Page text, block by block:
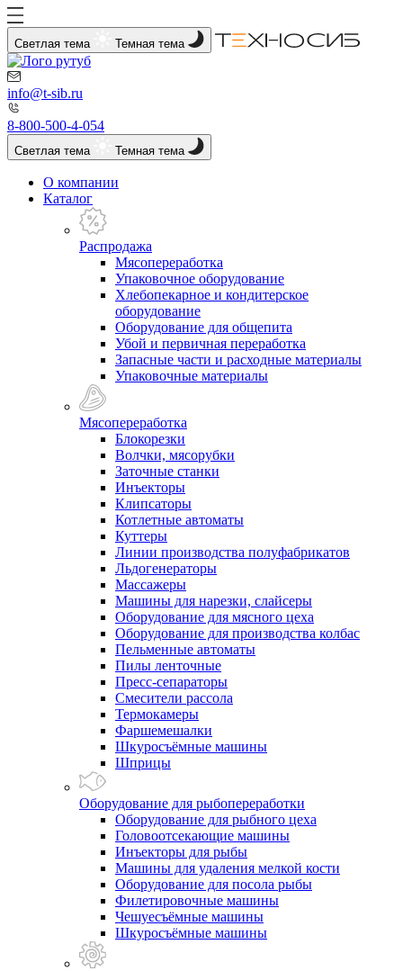
Светлая тема Темная тема
info@t-sib.ru
8-800-500-4-054
Светлая тема Темная тема
О компании
Каталог
Распродажа
Мясопереработка
Упаковочное оборудование
Хлебопекарное и кондитерское
оборудование
Оборудование для общепита
Убой и первичная переработка
Запасные части и расходные материалы
Упаковочные материалы
Мясопереработка
Блокорезки
Волчки, мясорубки
Заточные станки
Инъекторы
Клипсаторы
Котлетные автоматы
Куттеры
Линии производства полуфабрикатов
Льдогенераторы
Массажеры
Машины для нарезки, слайсеры
Оборудование для мясного цеха
Оборудование для производства колбас
Пельменные автоматы
Пилы ленточные
Пресс-сепараторы
Смесители рассола
Термокамеры
Фаршемешалки
Шкуросъёмные машины
Шприцы
Оборудование для рыбопереработки
Оборудование для рыбного цеха
Головоотсекающие машины
Инъекторы для рыбы
Машины для удаления мелкой кости
Оборудование для посола рыбы
Филетировочные машины
Чешуесъёмные машины
Шкуросъёмные машины